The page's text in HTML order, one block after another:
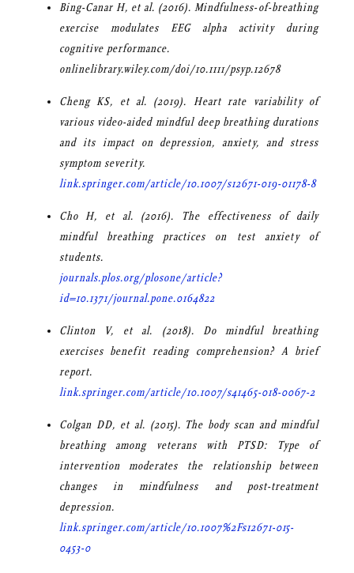
Bing-Canar H, et al. (2016). Mindfulness-of-breathing
exercise modulates EEG alpha activity during
cognitive performance.
onlinelibrary.wiley.com/doi/10.1111/psyp.12678
Cheng KS, et al. (2019). Heart rate variability of
various video-aided mindful deep breathing durations
and its impact on depression, anxiety, and stress
symptom severity.
link.springer.com/article/10.1007/s12671-019-01178-8
Cho H, et al. (2016). The effectiveness of daily
mindful breathing practices on test anxiety of
students.
journals.plos.org/plosone/article?
id=10.1371/journal.pone.0164822
Clinton V, et al. (2018). Do mindful breathing
exercises benefit reading comprehension? A brief
report.
link.springer.com/article/10.1007/s41465-018-0067-2
Colgan DD, et al. (2015). The body scan and mindful
breathing among veterans with PTSD: Type of
intervention moderates the relationship between
changes in mindfulness and post-treatment
depression.
link.springer.com/article/10.1007%2Fs12671-015-
0453-0